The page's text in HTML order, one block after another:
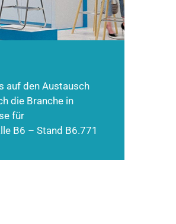
auf den Austausch
die Branche in
für
B6 – Stand B6.771